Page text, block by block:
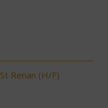
Renan (H/F)